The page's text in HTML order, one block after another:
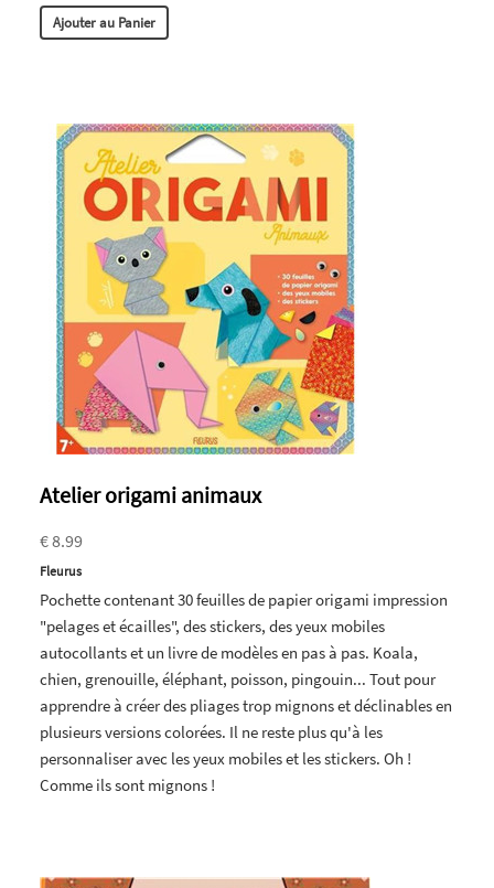
Ajouter au Panier
Atelier origami animaux
€ 8.99
Fleurus
Pochette contenant 30 feuilles de papier origami impression
"pelages et écailles", des stickers, des yeux mobiles
autocollants et un livre de modèles en pas à pas. Koala,
chien, grenouille, éléphant, poisson, pingouin... Tout pour
apprendre à créer des pliages trop mignons et déclinables en
plusieurs versions colorées. Il ne reste plus qu'à les
personnaliser avec les yeux mobiles et les stickers. Oh !
Comme ils sont mignons !